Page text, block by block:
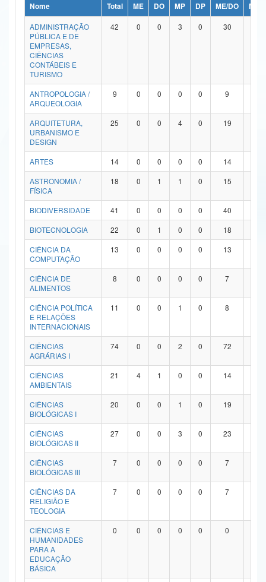
Ministério da Ciência, Tecnologia, Inovações e Comunicações
Ministério do Meio Ambiente
Ministério do Turismo
Ministério do Desenvolvimento Regional
Controladoria-Geral da União
Ministério da Mulher, da Família e dos Direitos Humanos
Secretaria de Governo
Advocacia-Geral da União
Banco Central do Brasil
Nome Total ME DO MP DP ME/DO
MP/
ADMINISTRAÇÃO
PÚBLICA E DE
EMPRESAS,
CIÊNCIAS
CONTÁBEIS E
TURISMO
42 0 0 3 0 30
ANTROPOLOGIA /
ARQUEOLOGIA
9 0 0 0 0 9
ARQUITETURA,
URBANISMO E
DESIGN
25 0 0 4 0 19
ARTES 14 0 0 0 0 14
ASTRONOMIA /
FÍSICA
18 0 1 1 0 15
BIODIVERSIDADE 41 0 0 0 0 40
BIOTECNOLOGIA
22 0 1 0 0 18
CIÊNCIA DA
COMPUTAÇÃO
13 0 0 0 0 13
CIÊNCIA DE
ALIMENTOS
8 0 0 0 0 7
CIÊNCIA POLÍTICA
E RELAÇÕES
INTERNACIONAIS
11 0 0 1 0 8
CIÊNCIAS
AGRÁRIAS I
74 0 0 2 0 72
CIÊNCIAS
AMBIENTAIS
21 4 1 0 0 14
CIÊNCIAS
BIOLÓGICAS I
20 0 0 1 0 19
CIÊNCIAS
BIOLÓGICAS II
27 0 0 3 0 23
CIÊNCIAS
BIOLÓGICAS III
7 0 0 0 0 7
CIÊNCIAS DA
RELIGIÃO E
TEOLOGIA
7 0 0 0 0 7
CIÊNCIAS E
HUMANIDADES
PARA A
EDUCAÇÃO
BÁSICA
0 0 0 0 0 0